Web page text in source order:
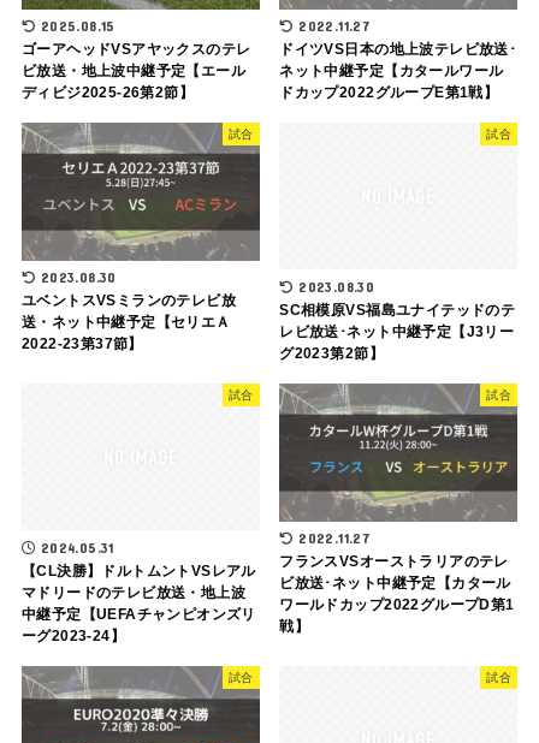
2025.08.15
ゴーアヘッドVSアヤックスのテレ
ビ放送・地上波中継予定【エール
ディビジ2025-26第2節】
2022.11.27
ドイツVS日本の地上波テレビ放送･
ネット中継予定【カタールワール
ドカップ2022グループE第1戦】
試合
2023.08.30
ユベントスVSミランのテレビ放
送・ネット中継予定【セリエＡ
2022-23第37節】
試合
2023.08.30
SC相模原VS福島ユナイテッドのテ
レビ放送･ネット中継予定【J3リー
グ2023第2節】
試合
2024.05.31
【CL決勝】ドルトムントVSレアル
マドリードのテレビ放送・地上波
中継予定【UEFAチャンピオンズリ
ーグ2023-24】
試合
2022.11.27
フランスVSオーストラリアのテレ
ビ放送･ネット中継予定【カタール
ワールドカップ2022グループD第1
戦】
試合 試合